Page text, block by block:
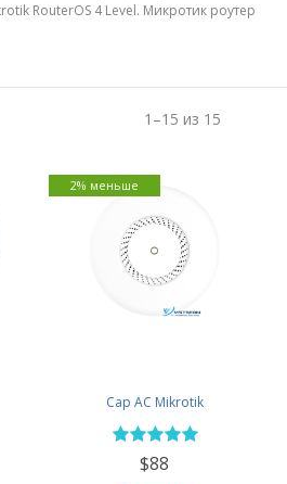
RouterOS 4 Level. Микротик роутер
1 –15 из 15
Cap AC Mikrotik
$88
2% меньше